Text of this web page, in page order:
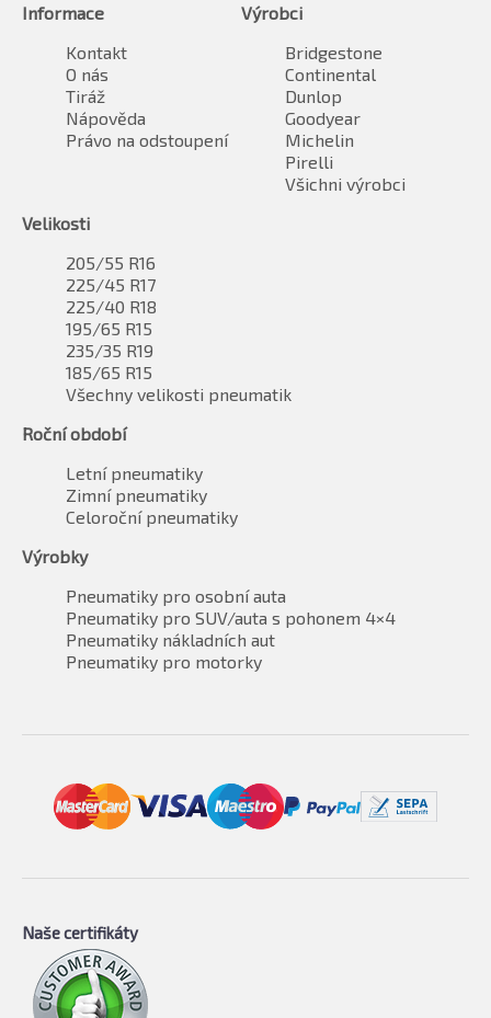
Informace
Kontakt
O nás
Tiráž
Nápověda
Právo na odstoupení
Výrobci
Bridgestone
Continental
Dunlop
Goodyear
Michelin
Pirelli
Všichni výrobci
Velikosti
205/55 R16
225/45 R17
225/40 R18
195/65 R15
235/35 R19
185/65 R15
Všechny velikosti pneumatik
Roční období
Letní pneumatiky
Zimní pneumatiky
Celoroční pneumatiky
Výrobky
Pneumatiky pro osobní auta
Pneumatiky pro SUV/auta s pohonem 4×4
Pneumatiky nákladních aut
Pneumatiky pro motorky
Naše certifikáty